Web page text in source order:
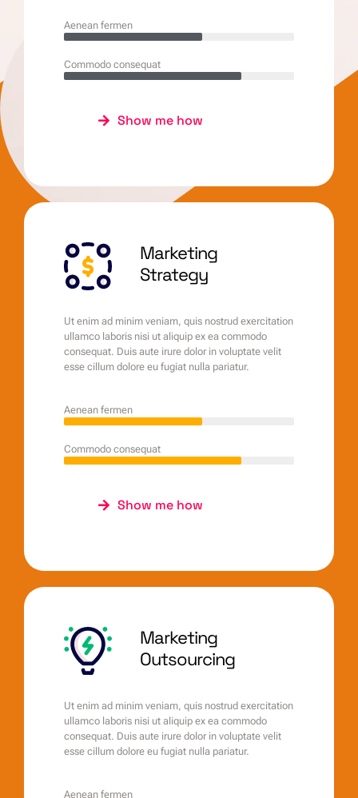
Aenean fermen
Commodo consequat
Show me how
Marketing
Strategy
Ut enim ad minim veniam, quis nostrud exercitation
ullamco laboris nisi ut aliquip ex ea commodo
consequat. Duis aute irure dolor in voluptate velit
esse cillum dolore eu fugiat nulla pariatur.
Aenean fermen
Commodo consequat
Show me how
Marketing
Outsourcing
Ut enim ad minim veniam, quis nostrud exercitation
ullamco laboris nisi ut aliquip ex ea commodo
consequat. Duis aute irure dolor in voluptate velit
esse cillum dolore eu fugiat nulla pariatur.
Aenean fermen